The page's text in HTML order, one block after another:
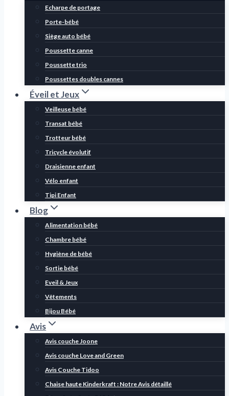
Echarpe de portage
Porte-bébé
Siège auto bébé
Poussette canne
Poussette trio
Poussettes doubles cannes
Éveil et Jeux
Veilleuse bébé
Transat bébé
Trotteur bébé
Tricycle évolutif
Draisienne enfant
Vélo enfant
Tipi Enfant
Blog
Alimentation bébé
Chambre bébé
Hygiène de bébé
Sortie bébé
Eveil & Jeux
Vêtements
Bijou Bébé
Avis
Avis couche Joone
Avis couche Love and Green
Avis Couche Tidoo
Chaise haute Kinderkraft : Notre Avis détaillé